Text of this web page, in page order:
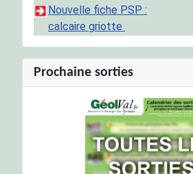
Nouvelle fiche PSP :
calcaire griotte
Prochaine sorties